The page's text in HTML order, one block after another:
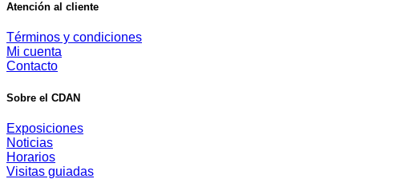
Atención al cliente
Términos y condiciones
Mi cuenta
Contacto
Sobre el CDAN
Exposiciones
Noticias
Horarios
Visitas guiadas